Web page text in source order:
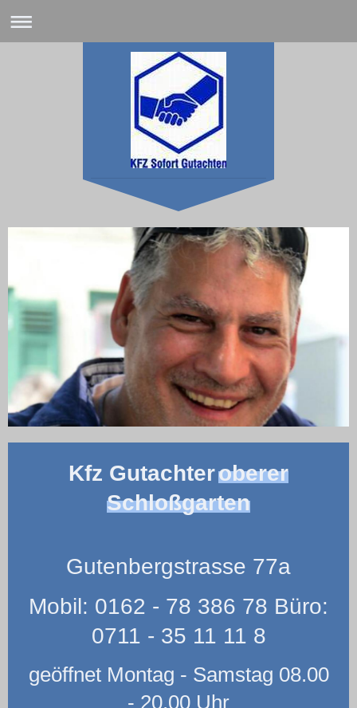
Kfz Gutachteroberer
Schloßgarten
Gutenbergstrasse 77a
Mobil: 0162 - 78 386 78 Büro:
0711 - 35 11 11 8
geöffnet Montag - Samstag 08.00
- 20.00 Uhr